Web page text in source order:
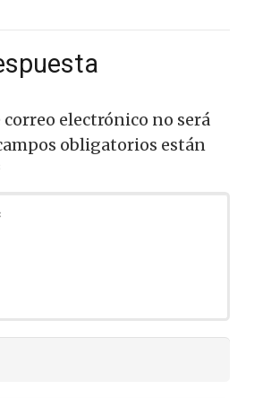
electrónico no será
obligatorios están